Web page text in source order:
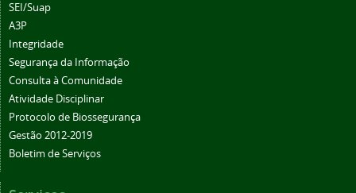
SEI/Suap
A3P
Integridade
Segurança da Informação
Consulta à Comunidade
Atividade Disciplinar
Protocolo de Biossegurança
Gestão 2012-2019
Boletim de Serviços